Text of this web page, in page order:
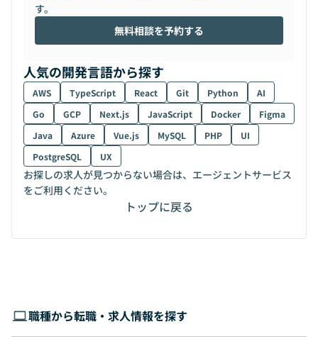
す。
無料相談を予約する
人気の開発言語から探す
AWS TypeScript React Git Python
AI
Go
GCP Next.js JavaScript Docker
Figma
Java
Azure Vue.js MySQL PHP
UI
PostgreSQL
UX
お探しの求人が見つからない場合は、エージェントサービス
をご利用ください。
トップに戻る
職種から転職・求人情報を探す